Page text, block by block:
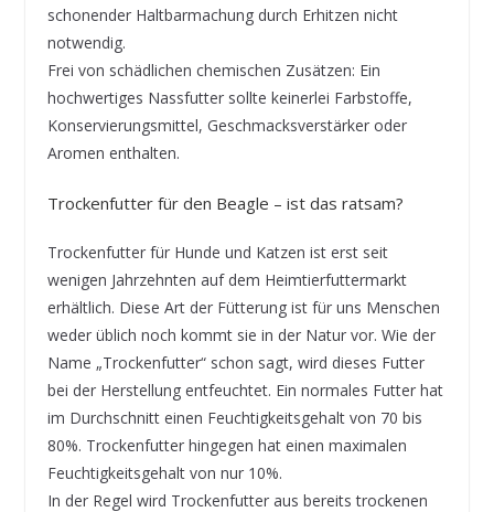
schonender Haltbarmachung durch Erhitzen nicht
notwendig.
Frei von schädlichen chemischen Zusätzen: Ein
hochwertiges Nassfutter sollte keinerlei Farbstoffe,
Konservierungsmittel, Geschmacksverstärker oder
Aromen enthalten.
Trockenfutter für den Beagle – ist das ratsam?
Trockenfutter für Hunde und Katzen ist erst seit
wenigen Jahrzehnten auf dem Heimtierfuttermarkt
erhältlich. Diese Art der Fütterung ist für uns Menschen
weder üblich noch kommt sie in der Natur vor. Wie der
Name „Trockenfutter“ schon sagt, wird dieses Futter
bei der Herstellung entfeuchtet. Ein normales Futter hat
im Durchschnitt einen Feuchtigkeitsgehalt von 70 bis
80%. Trockenfutter hingegen hat einen maximalen
Feuchtigkeitsgehalt von nur 10%.
In der Regel wird Trockenfutter aus bereits trockenen